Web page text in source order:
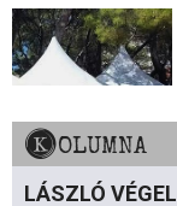
KOLUMNA
LÁSZLÓ VÉGEL